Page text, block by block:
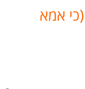
אמא